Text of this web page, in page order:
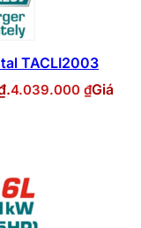
TACLI2003
4.039.000 ₫Giá